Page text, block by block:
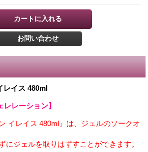
レイス 480ml
レレーション】
イレイス 480ml」は、ジェルのソークオ
にジェルを取りはずすことができます。